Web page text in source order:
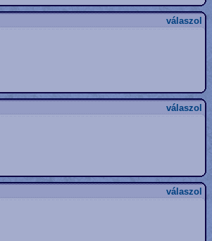
válaszol
válaszol
válaszol